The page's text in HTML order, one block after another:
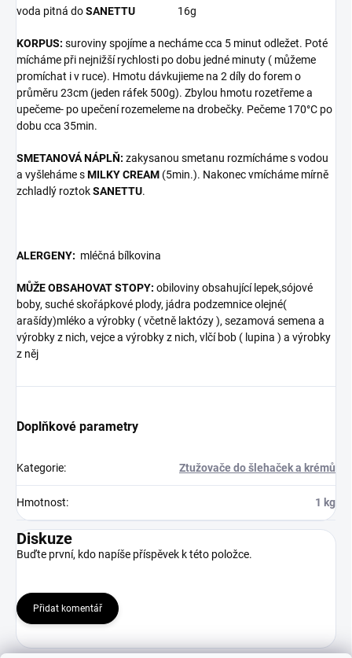
voda pitná doSANETTU 16g
KORPUS: suroviny spojíme a necháme cca 5 minut odležet. Poté
mícháme při nejnižší rychlosti po dobu jedné minuty ( můžeme
promíchat i v ruce). Hmotu dávkujieme na 2 díly do forem o
průměru 23cm (jeden ráfek 500g). Zbylou hmotu rozetřeme a
upečeme- po upečení rozemeleme na drobečky. Pečeme 170°C po
dobu cca 35min.
SMETANOVÁ NÁPLŇ: zakysanou smetanu rozmícháme s vodou
a vyšleháme sMILKY CREAM (5min.). Nakonec vmícháme mírně
zchladlý roztokSANETTU.
ALERGENY: mléčná bílkovina
MŮŽE OBSAHOVAT STOPY: obiloviny obsahující lepek,sójové
boby, suché skořápkové plody, jádra podzemnice olejné(
arašídy)mléko a výrobky ( včetně laktózy ), sezamová semena a
výrobky z nich, vejce a výrobky z nich, vlčí bob ( lupina ) a výrobky
z něj
Doplňkové parametry
Kategorie: Ztužovače do šlehaček a krémů
Hmotnost: 1 kg
Diskuze
Buďte první, kdo napíše příspěvek k této položce.
Přidat komentář